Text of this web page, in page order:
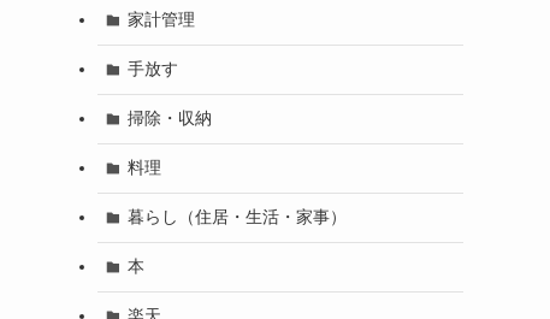
家計管理
手放す
掃除・収納
料理
暮らし（住居・生活・家事）
本